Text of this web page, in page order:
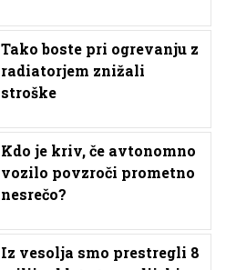
Tako boste pri ogrevanju z
radiatorjem znižali
stroške
Kdo je kriv, če avtonomno
vozilo povzroči prometno
nesrečo?
Iz vesolja smo prestregli 8